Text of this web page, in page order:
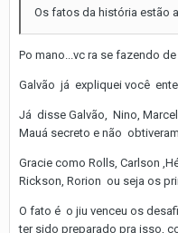
Os fatos da história estão
Po mano...vc ra se fazendo
Galvão já expliquei você
Já disse Galvão, Nino,
Mauá secreto e não
Gracie como Rolls, Carlson
Rickson, Rorion ou seja os
O fato é o jiu venceu os
ter sido preparado pra isso,